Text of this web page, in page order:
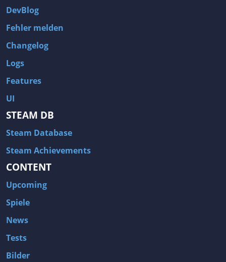
DevBlog
Fehler melden
Changelog
Logs
Features
UI
STEAM DB
Steam Database
Steam Achievements
CONTENT
Upcoming
Spiele
News
Tests
Bilder